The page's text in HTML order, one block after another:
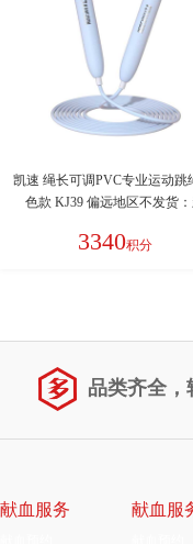
凯速 绳长可调PVC专业运动跳
色款 KJ39 偏远地区不发货
蒙、海南
3340积分
品类齐全，
献血服务 献血服